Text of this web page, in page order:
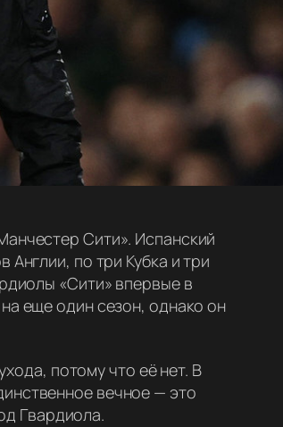
Сити». Испанский
по три Кубка и три
«Сити» впервые в
еще один сезон, однако он
потому что её нет. В
вечное — это
Гвардиола.